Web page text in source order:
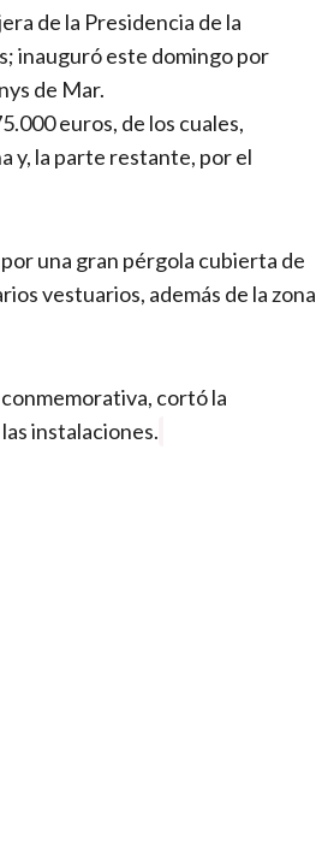
de la Presidencia de la
inauguró este domingo por
de Mar.
euros, de los cuales,
y, la parte restante, por el
una gran pérgola cubierta de
vestuarios, además de la zona
cortó la
instalaciones.